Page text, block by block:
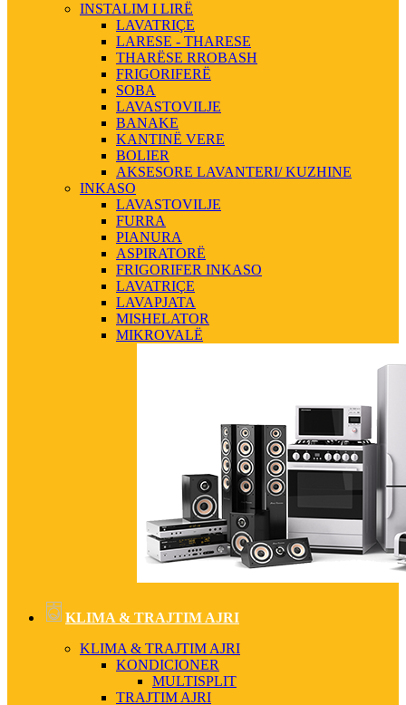
INSTALIM I LIRË
LAVATRIÇE
LARESE - THARESE
THARËSE RROBASH
FRIGORIFERË
SOBA
LAVASTOVILJE
BANAKE
KANTINË VERE
BOLIER
AKSESORE LAVANTERI/ KUZHINE
INKASO
LAVASTOVILJE
FURRA
PIANURA
ASPIRATORË
FRIGORIFER INKASO
LAVATRIÇE
LAVAPJATA
MISHELATOR
MIKROVALË
KLIMA & TRAJTIM AJRI
KLIMA & TRAJTIM AJRI
KONDICIONER
MULTISPLIT
TRAJTIM AJRI